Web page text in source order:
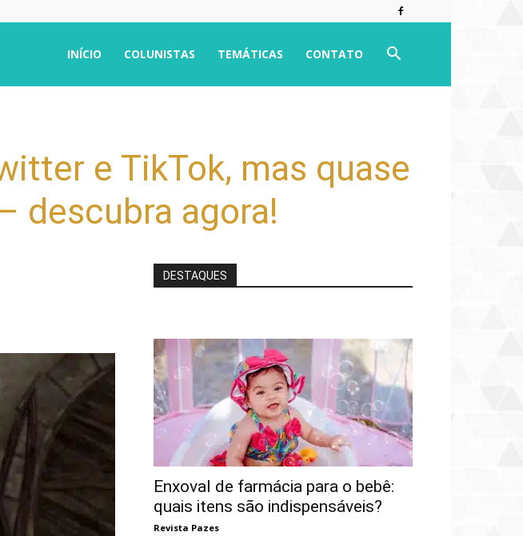
INÍCIO COLUNISTAS TEMÁTICAS CONTATO
e TikTok, mas quase
descubra agora!
DESTAQUES
Enxoval de farmácia para o bebê:
quais itens são indispensáveis?
Revista Pazes